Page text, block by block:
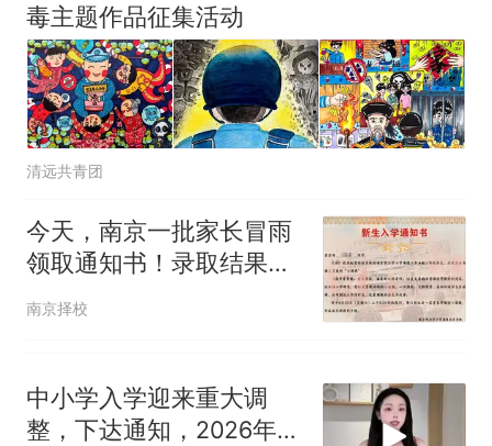
毒主题作品征集活动
清远共青团
今天，南京一批家长冒雨
领取通知书！录取结果今
日可查！
南京择校
中小学入学迎来重大调
整，下达通知，2026年9